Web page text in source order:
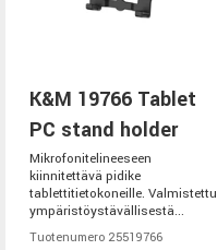
K&M 19766 Tablet
PC stand holder
Mikrofonitelineeseen
kiinnitettävä pidike
tablettitietokoneille. Valmistettu
ympäristöystävällisestä...
Tuotenumero 25519766